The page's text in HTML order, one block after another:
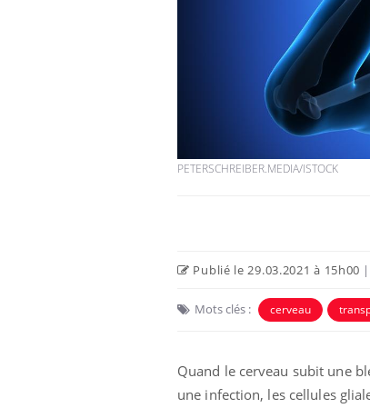
PETERSCHREIBER.MEDIA/ISTOCK
Publié le 29.03.2021 à 15h00
Mots clés : cerveau
Quand le cerveau subit une
une infection, les cellules